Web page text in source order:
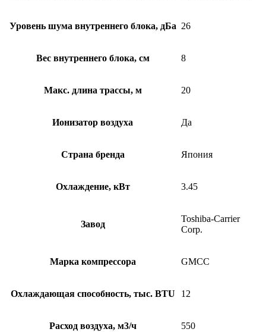
Уровень шума внутреннего блока, дБа 26
Вес внутреннего блока, см 8
Макс. длина трассы, м 20
Ионизатор воздуха Да
Страна бренда Япония
Охлаждение, кВт 3.45
Завод
Toshiba-Carrier
Corp.
Марка компрессора GMCC
Охлаждающая способность, тыс. BTU 12
Расход воздуха, м3/ч 550